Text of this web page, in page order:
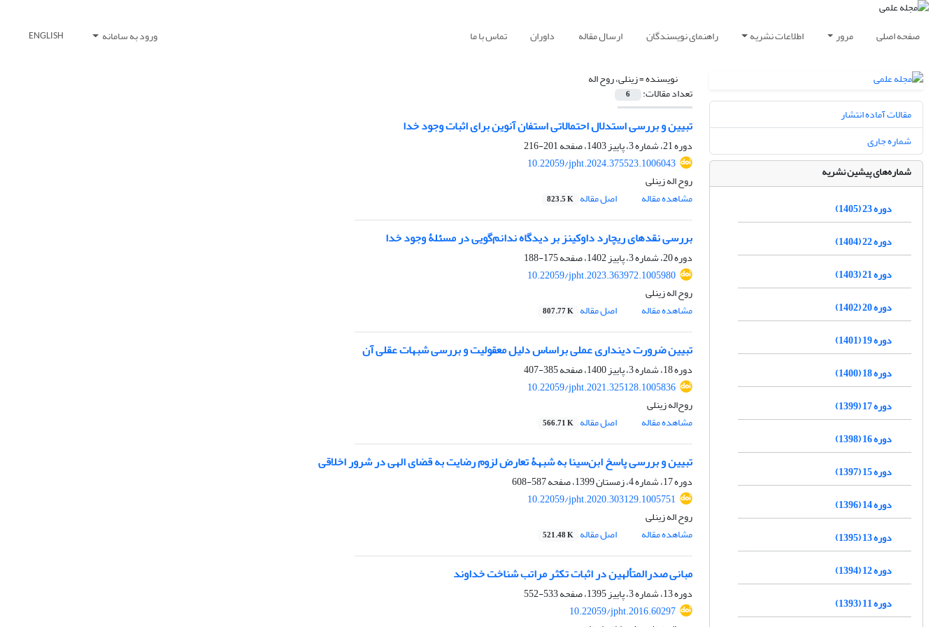
صفحه اصلی مرور اطلاعات نشریه راهنمای نویسندگان ارسال مقاله داوران تماس با ما ورود به سامانه ENGLISH
نویسنده =زینلی، روح اله
تعداد مقالات: 6
تبیین و بررسی استدلال احتمالاتی استفان آنوین برای اثبات وجود خدا
دوره 21، شماره 3، پاییز 1403، صفحه
201-216
10.22059/jpht.2024.375523.1006043
روح اله زینلی
مشاهده مقاله
اصل مقاله 823.5 K
بررسی نقدهای ریچارد داوکینز بر دیدگاه ندانم‌گویی در مسئلۀ وجود خدا
دوره 20، شماره 3، پاییز 1402، صفحه
175-188
10.22059/jpht.2023.363972.1005980
روح اله زینلی
مشاهده مقاله
اصل مقاله 807.77 K
تبیین ضرورت دینداری عملی براساس دلیل معقولیت و بررسی شبهات عقلی آن
دوره 18، شماره 3، پاییز 1400، صفحه
385-407
10.22059/jpht.2021.325128.1005836
روح‌اله زینلی
مشاهده مقاله
اصل مقاله 566.71 K
تبیین و بررسی پاسخ ابن‌سینا به شبهۀ تعارض لزوم رضایت به قضای الهی در شرور اخلاقی
دوره 17، شماره 4، زمستان 1399، صفحه
587-608
10.22059/jpht.2020.303129.1005751
روح اله زینلی
مشاهده مقاله
اصل مقاله 521.48 K
مبانی صدرالمتألهین در اثبات تکثر مراتب شناخت خداوند
دوره 13، شماره 3، پاییز 1395، صفحه
533-552
10.22059/jpht.2016.60297
مقالات آماده انتشار
شماره جاری
شماره‌های پیشین نشریه
دوره 23 (1405)
دوره 22 (1404)
دوره 21 (1403)
دوره 20 (1402)
دوره 19 (1401)
دوره 18 (1400)
دوره 17 (1399)
دوره 16 (1398)
دوره 15 (1397)
دوره 14 (1396)
دوره 13 (1395)
دوره 12 (1394)
دوره 11 (1393)